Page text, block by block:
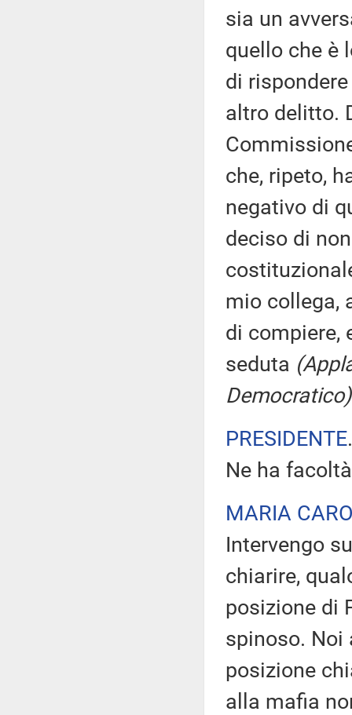
sia un
quello che è
di
altro delitto.
che, ripeto,
negativo di
deciso di
mio collega,
di compiere,
seduta
PRESIDENTE
Ne ha
MARIA
Intervengo
chiarire,
posizione di
spinoso. Noi
posizione
alla mafia